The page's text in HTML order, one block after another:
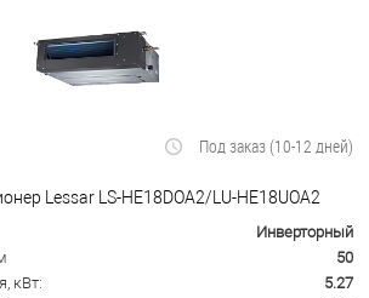
Под заказ (10-12 дней)
Lessar LS-HE18DOA2/LU-HE18UOA2
Инверторный
50
кВт:
5.27